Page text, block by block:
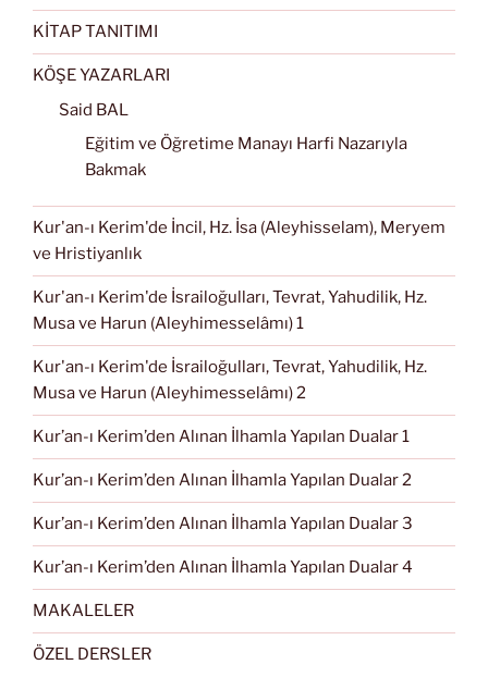
KİTAP TANITIMI
KÖŞE YAZARLARI
Said BAL
Eğitim ve Öğretime Manayı Harfi Nazarıyla
Bakmak
Kur'an-ı Kerim'de İncil, Hz. İsa (Aleyhisselam), Meryem
ve Hristiyanlık
Kur'an-ı Kerim'de İsrailoğulları, Tevrat, Yahudilik, Hz.
Musa ve Harun (Aleyhimesselâmı) 1
Kur'an-ı Kerim'de İsrailoğulları, Tevrat, Yahudilik, Hz.
Musa ve Harun (Aleyhimesselâmı) 2
Kur’an-ı Kerim’den Alınan İlhamla Yapılan Dualar 1
Kur’an-ı Kerim’den Alınan İlhamla Yapılan Dualar 2
Kur’an-ı Kerim’den Alınan İlhamla Yapılan Dualar 3
Kur’an-ı Kerim’den Alınan İlhamla Yapılan Dualar 4
MAKALELER
ÖZEL DERSLER